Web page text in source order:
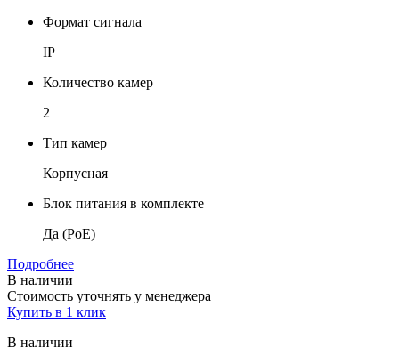
Формат сигнала
IP
Количество камер
2
Тип камер
Корпусная
Блок питания в комплекте
Да (PoE)
Подробнее
В наличии
Стоимость уточнять у менеджера
Купить в 1 клик
В наличии